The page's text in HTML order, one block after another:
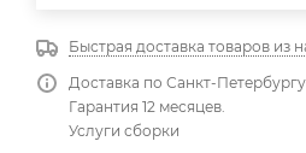
Быстрая доставка товаров из
Доставка по Санкт-
Гарантия 12 месяцев.
Услуги сборки